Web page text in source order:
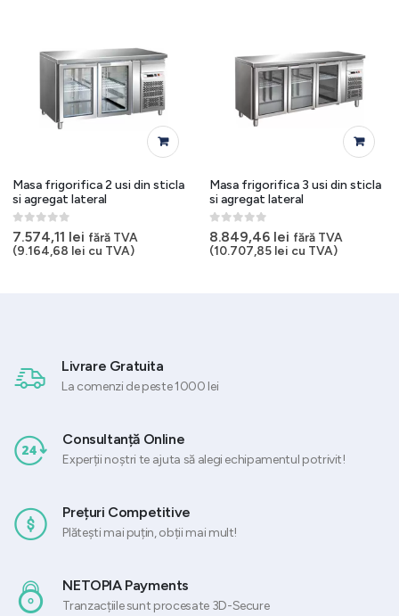
Masa frigorifica 2 usi din sticla
si agregat lateral
0out of 5
7.574,11 lei fără TVA
(9.164,68 lei cu TVA)
Masa frigorifica 3 usi din sticla
si agregat lateral
0out of 5
8.849,46 lei fără TVA
(10.707,85 lei cu TVA)
Livrare Gratuita
La comenzi de peste 1000 lei
Consultanță Online
Experții noștri te ajuta să alegi echipamentul potrivit!
Prețuri Competitive
Plătești mai puțin, obții mai mult!
NETOPIA Payments
Tranzacțiile sunt procesate 3D-Secure